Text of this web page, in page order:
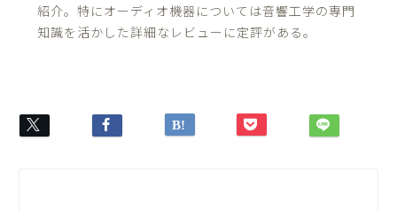
紹介。特にオーディオ機器については音響工学の専門
知識を活かした詳細なレビューに定評がある。